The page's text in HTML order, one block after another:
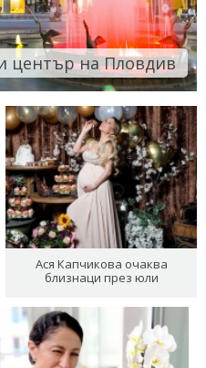
център на Пловдив
Ася Капчикова очаква
близнаци през юли